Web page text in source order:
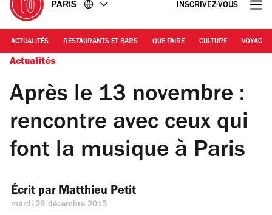
PARIS INSCRIVEZ-VOUS
ACTUALITÉS RESTAURANTS ET BARS QUE FAIRE CULTURE VOYAGE
Actualités
Après le 13 novembre :
rencontre avec ceux qui
font la musique à Paris
Écrit par Matthieu Petit
mardi 29 décembre 2015